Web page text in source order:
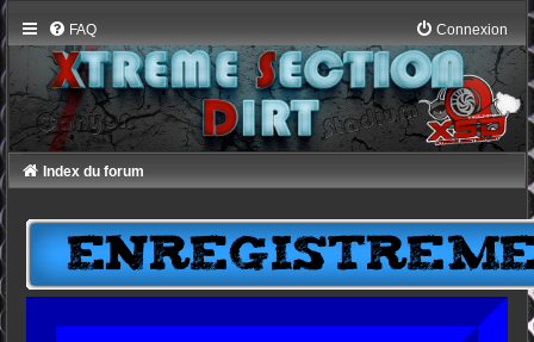
FAQ Connexion
Index du forum